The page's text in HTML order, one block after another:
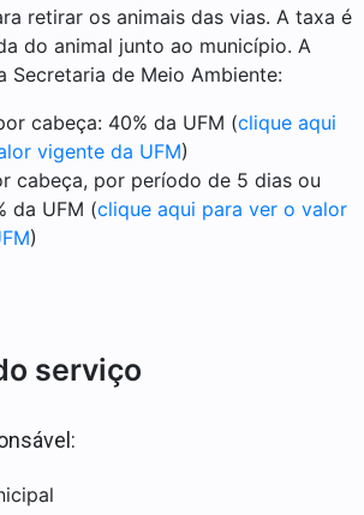
retirar os animais das vias. A taxa é
do animal junto ao município. A
Secretaria de Meio Ambiente:
cabeça: 40% da UFM (clique aqui
vigente da UFM)
cabeça, por período de 5 dias ou
da UFM (clique aqui para ver o valor
)
serviço